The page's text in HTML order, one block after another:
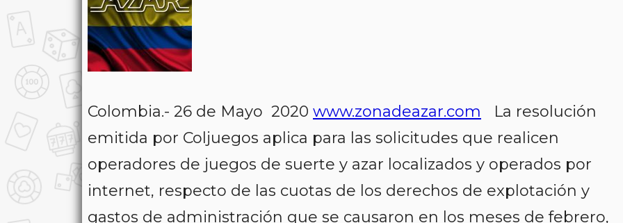
Colombia.- 26 de Mayo 2020 www.zonadeazar.com La resolución
emitida por Coljuegos aplica para las solicitudes que realicen
operadores de juegos de suerte y azar localizados y operados por
internet, respecto de las cuotas de los derechos de explotación y
gastos de administración que se causaron en los meses de febrero,